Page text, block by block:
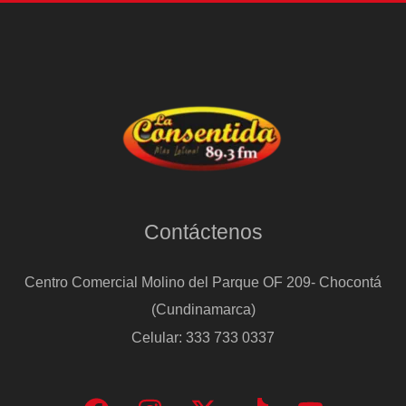
Contáctenos
Centro Comercial Molino del Parque OF 209- Chocontá
(Cundinamarca)
Celular: 333 733 0337